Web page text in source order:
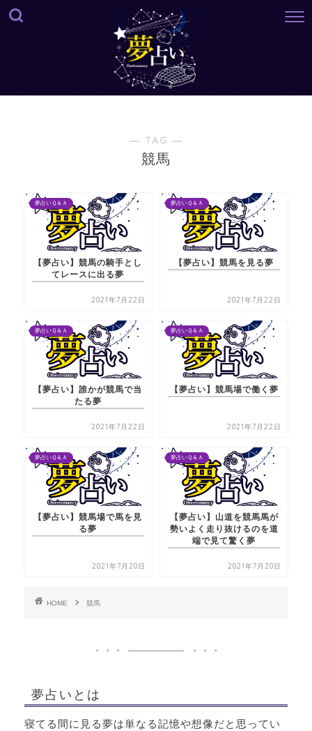
― TAG ―
競馬
夢占いＱ＆Ａ
【夢占い】競馬の騎手とし
てレースに出る夢
2021年7月22日
夢占いＱ＆Ａ
【夢占い】競馬を見る夢
2021年7月22日
夢占いＱ＆Ａ
【夢占い】誰かが競馬で当
たる夢
2021年7月22日
夢占いＱ＆Ａ
【夢占い】競馬場で働く夢
2021年7月22日
夢占いＱ＆Ａ
【夢占い】競馬場で馬を見
る夢
2021年7月20日
夢占いＱ＆Ａ
【夢占い】山道を競馬馬が
勢いよく走り抜けるのを道
端で見て驚く夢
2021年7月20日
HOME 競馬
夢占いとは
寝てる間に見る夢は単なる記憶や想像だと思ってい